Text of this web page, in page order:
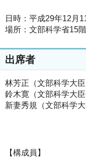
日時：平成29年12月
場所：文部科学省15
出席者
林芳正（文部科学大臣
鈴木寛（文部科学大
新妻秀規（文部科学大
【構成員】